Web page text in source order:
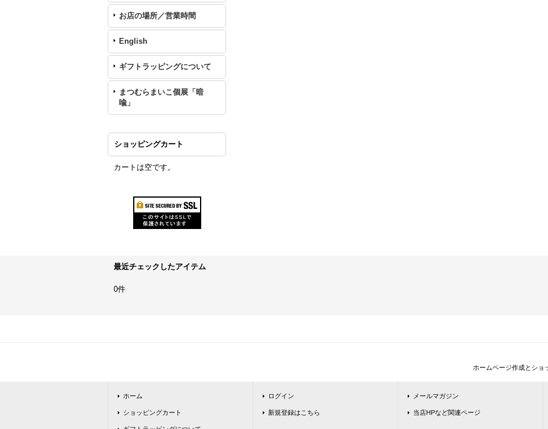
お店の場所／営業時間
English
ギフトラッピングについて
まつむらまいこ個展「暗
喩」
ショッピングカート
カートは空です。
最近チェックしたアイテム
0件
ホームページ作成とショ
ホーム
ショッピングカート
ログイン
新規登録はこちら
メールマガジン
当店HPなど関連ページ